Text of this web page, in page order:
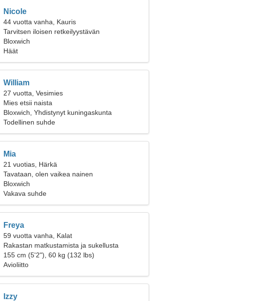
Nicole
44 vuotta vanha, Kauris
Tarvitsen iloisen retkeilyystävän
Bloxwich
Häät
William
27 vuotta, Vesimies
Mies etsii naista
Bloxwich, Yhdistynyt kuningaskunta
Todellinen suhde
Mia
21 vuotias, Härkä
Tavataan, olen vaikea nainen
Bloxwich
Vakava suhde
Freya
59 vuotta vanha, Kalat
Rakastan matkustamista ja sukellusta
155 cm (5'2"), 60 kg (132 lbs)
Avioliitto
Izzy